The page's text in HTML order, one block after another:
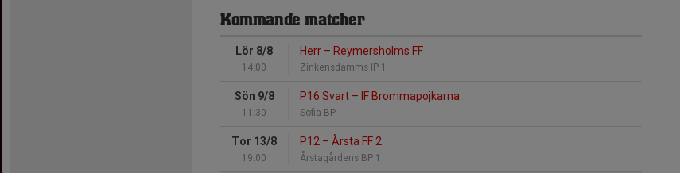
Kommande matcher
Lör 8/8
14:00
Herr – Reymersholms FF
Zinkensdamms IP 1
Sön 9/8
11:30
P16 Svart – IF Brommapojkarna
Sofia BP
Tor 13/8
19:00
P12 – Årsta FF 2
Årstagårdens BP 1